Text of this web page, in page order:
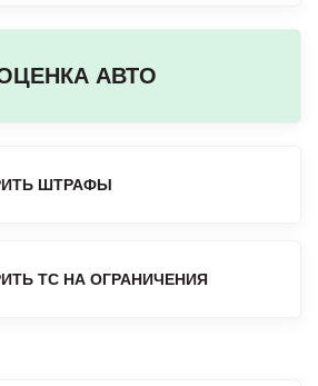
АВТО
ШТРАФЫ
ТС НА ОГРАНИЧЕНИЯ